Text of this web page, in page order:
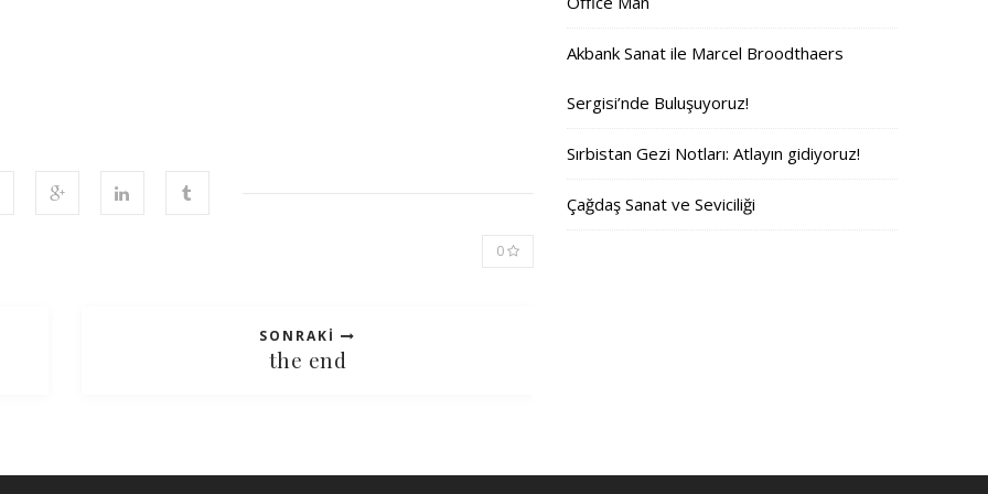
0
SONRAKI
the end
Akbank Sanat ile Marcel Broodthaers
Sergisi’nde Buluşuyoruz!
Sırbistan Gezi Notları: Atlayın gidiyoruz!
Çağdaş Sanat ve Seviciliği